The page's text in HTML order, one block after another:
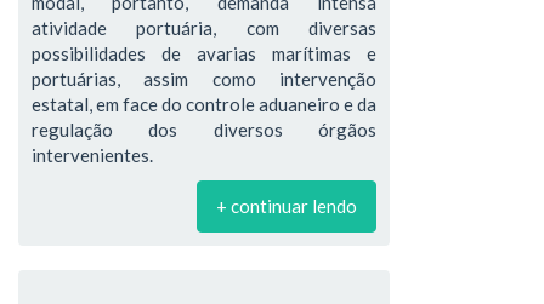
atividade portuária, com diversas
possibilidades de avarias marítimas e
portuárias, assim como intervenção
estatal, em face do controle aduaneiro e da
regulação dos diversos órgãos
intervenientes.
+ continuar lendo